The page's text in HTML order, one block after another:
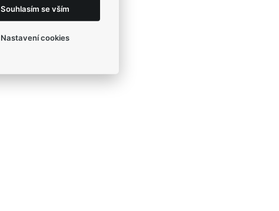
Souhlasím se vším
Nastavení cookies